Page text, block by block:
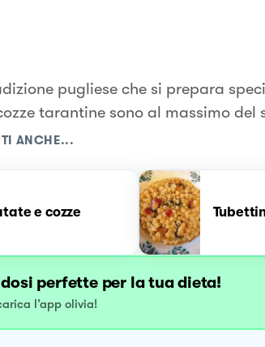
pugliese che si prepara
tarantine sono al massimo del
ANCHE...
e cozze
perfette per la tua dieta!
l’app olivia!